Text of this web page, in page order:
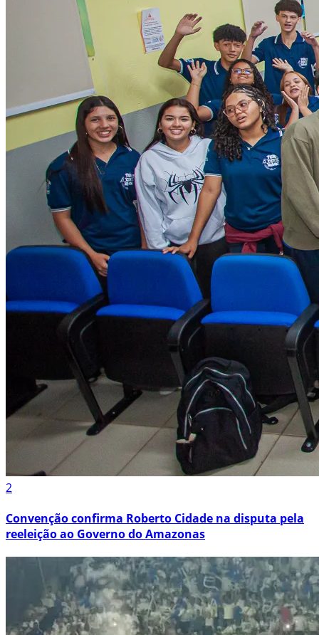
2
Convenção confirma Roberto Cidade na disputa pela
reeleição ao Governo do Amazonas